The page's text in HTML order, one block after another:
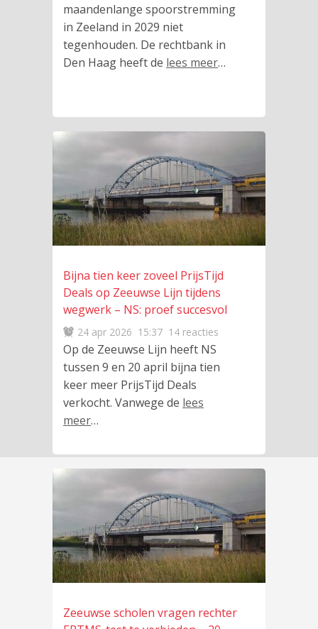
maandenlange spoorstremming
in Zeeland in 2029 niet
tegenhouden. De rechtbank in
Den Haag heeft de lees meer…
Bijna tien keer zoveel PrijsTijd
Deals op Zeeuwse Lijn tijdens
wegwerk – NS: proef succesvol
24 apr 2026 15:37 14 reacties
Op de Zeeuwse Lijn heeft NS
tussen 9 en 20 april bijna tien
keer meer PrijsTijd Deals
verkocht. Vanwege de lees
meer…
Zeeuwse scholen vragen rechter